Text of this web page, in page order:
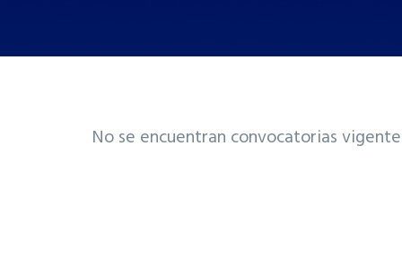
No se encuentran convocatorias